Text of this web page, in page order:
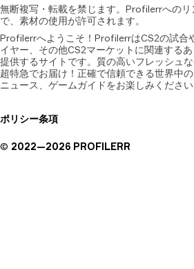
無断複写・転載を禁じます。Profilerrへのリ
で、素材の使用が許可されます。
Profilerrへようこそ！ProfilerrはCS2の試合
イヤー、その他CS2マーケットに関連する
提供するサイトです。質の高いフレッシュ
超特急でお届け！正確で信頼できる世界中
ニュース、ゲームガイドをお楽しみください
ポリシー条項
© 2022—2026 PROFILERR